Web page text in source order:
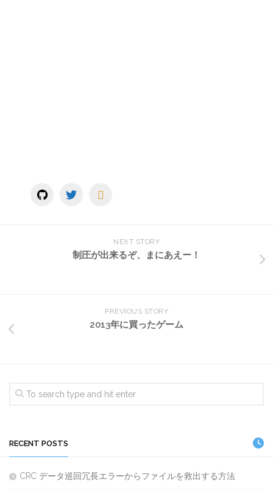
NEXT STORY
制圧が出来るぞ、まにあえー！
PREVIOUS STORY
2013年に買ったゲーム
RECENT POSTS
CRC データ巡回冗長エラーからファイルを救出する方法